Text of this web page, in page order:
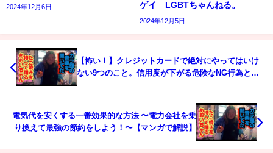
2024年12月6日
ゲイ LGBTちゃんねる。
2024年12月5日
【怖い！】クレジットカードで絶対にやってはいけ
ない9つのこと。信用度が下がる危険なNG行為と
電気代を安くする一番効果的な方法 〜電力会社を乗
り換えて最強の節約をしよう！〜【マンガで解説】